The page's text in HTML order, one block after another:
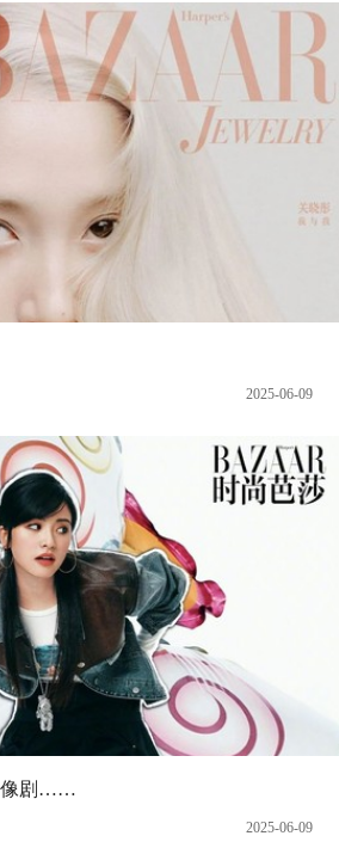
2025-06-09
像剧……
2025-06-09